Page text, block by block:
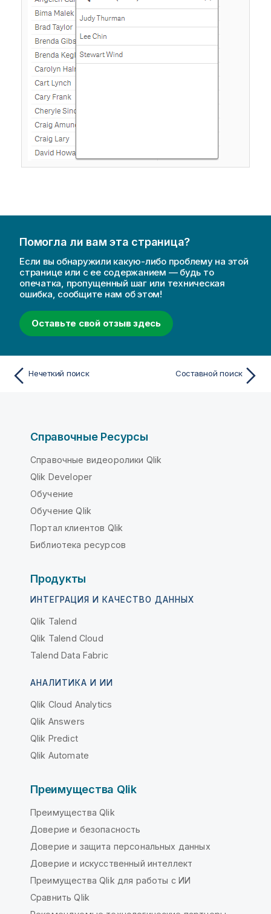
Помогла ли вам эта страница?
Если вы обнаружили какую-либо проблему на этой
странице или с ее содержанием — будь то
опечатка, пропущенный шаг или техническая
ошибка, сообщите нам об этом!
Оставьте свой отзыв здесь
Нечеткий поиск Составной поиск
Справочные Ресурсы
Справочные видеоролики Qlik
Qlik Developer
Обучение
Обучение Qlik
Портал клиентов Qlik
Библиотека ресурсов
Продукты
ИНТЕГРАЦИЯ И КАЧЕСТВО ДАННЫХ
Qlik Talend
Qlik Talend Cloud
Talend Data Fabric
АНАЛИТИКА И ИИ
Qlik Cloud Analytics
Qlik Answers
Qlik Predict
Qlik Automate
Преимущества Qlik
Преимущества Qlik
Доверие и безопасность
Доверие и защита персональных данных
Доверие и искусственный интеллект
Преимущества Qlik для работы с ИИ
Сравнить Qlik